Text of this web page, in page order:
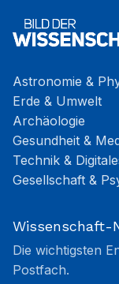
Astronomie &
Erde & Umwelt
Archäologie
Gesundheit &
Technik &
Gesellschaft &
Wissenschaft-
Die wichtigsten
Postfach.